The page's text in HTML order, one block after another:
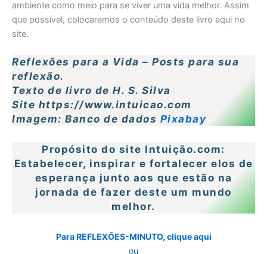
ambiente como meio para se viver uma vida melhor. Assim
que possível, colocaremos o conteúdo deste livro aqui no
site.
Reflexões para a Vida – Posts para sua
reflexão.
Texto de livro de H. S. Silva
Site https://www.intuicao.com
Imagem: Banco de dados Pixabay
Propósito do site Intuição.com:
Estabelecer, inspirar e fortalecer elos de
esperança junto aos que estão na
jornada de fazer deste um mundo
melhor.
Para REFLEXÕES-MINUTO, clique aqui
ou